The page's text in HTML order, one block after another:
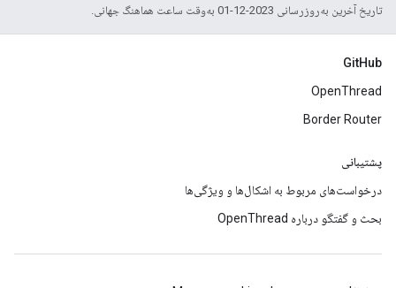
تاریخ آخرین به‌روزرسانی 2023-12-01 به‌وقت ساعت هماهنگ جهانی.
GitHub
OpenThread
Border Router
پشتیبانی
درخواست‌های مربوط به اشکال‌ها و ویژگی‌ها
بحث و گفتگو درباره OpenThread